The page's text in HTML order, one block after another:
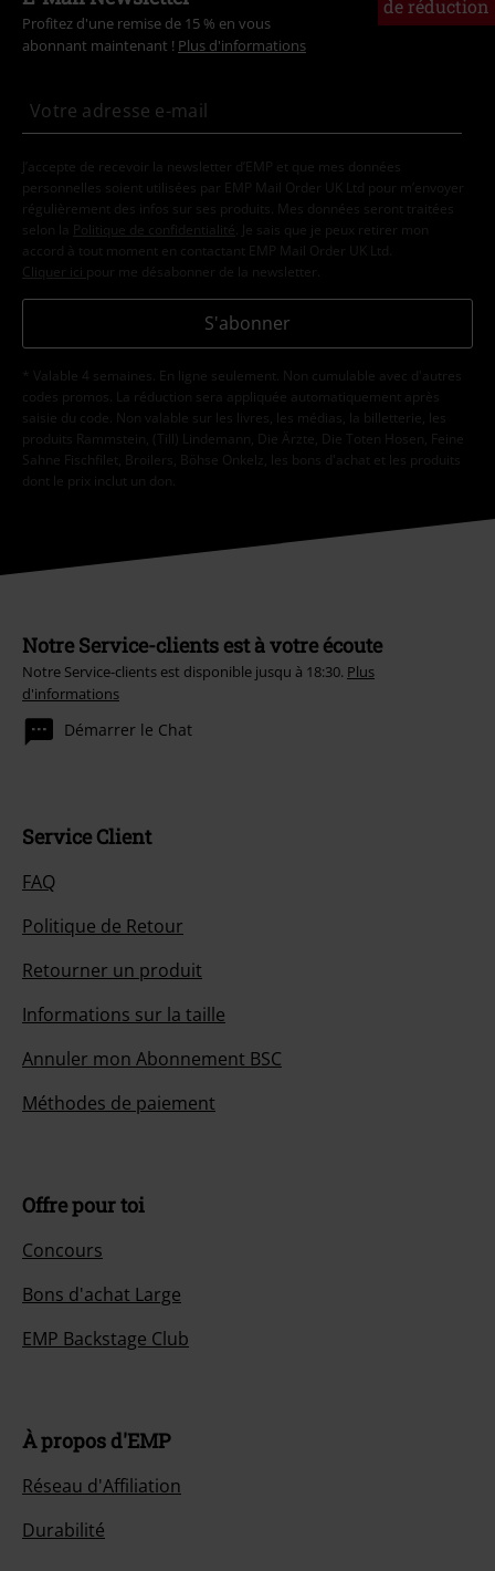
de réduction
Profitez d'une remise de 15 % en vous
abonnant maintenant ! Plus d'informations
J’accepte de recevoir la newsletter d’EMP et que mes données
personnelles soient utilisées par EMP Mail Order UK Ltd pour m’envoyer
régulièrement des infos sur ses produits. Mes données seront traitées
selon la
Politique de confidentialité . Je sais que je peux retirer mon
accord à tout moment en contactant EMP Mail Order UK Ltd.
Cliquer ici pour me désabonner de la newsletter.
S'abonner
* Valable 4 semaines. En ligne seulement. Non cumulable avec d'autres
codes promos. La réduction sera appliquée automatiquement après
saisie du code. Non valable sur les livres, les médias, la billetterie, les
produits Rammstein, (Till) Lindemann, Die Ärzte, Die Toten Hosen, Feine
Sahne Fischfilet, Broilers, Böhse Onkelz, les bons d'achat et les produits
dont le prix inclut un don.
Notre Service-clients est à votre écoute
Notre Service-clients est disponible jusqu à 18:30. Plus
d'informations
Démarrer le Chat
Service Client
FAQ
Politique de Retour
Retourner un produit
Informations sur la taille
Annuler mon Abonnement BSC
Méthodes de paiement
Offre pour toi
Concours
Bons d'achat Large
EMP Backstage Club
À propos d'EMP
Réseau d'Affiliation
Durabilité